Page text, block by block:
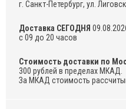
г. Санкт-Петербург, ул.
Доставка СЕГОДНЯ
с 09 до 20 часов
Стоимость доставки по
300 рублей в пределах МКАД.
За МКАД стоимость